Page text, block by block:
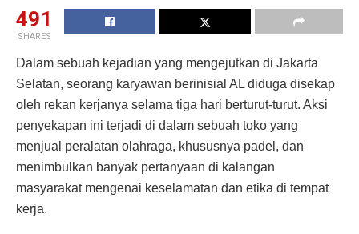
491
SHARES
Dalam sebuah kejadian yang mengejutkan di Jakarta
Selatan, seorang karyawan berinisial AL diduga disekap
oleh rekan kerjanya selama tiga hari berturut-turut. Aksi
penyekapan ini terjadi di dalam sebuah toko yang
menjual peralatan olahraga, khususnya padel, dan
menimbulkan banyak pertanyaan di kalangan
masyarakat mengenai keselamatan dan etika di tempat
kerja.